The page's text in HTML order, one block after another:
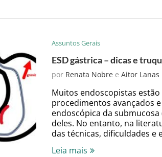
Assuntos Gerais
ESD gástrica – dicas e
por Renata Nobree Aitor Lanas
Muitos endoscopistas
procedimentos avançados
endoscópica da submucosa
deles. No entanto, na
das técnicas, dificuldades e
Leia mais